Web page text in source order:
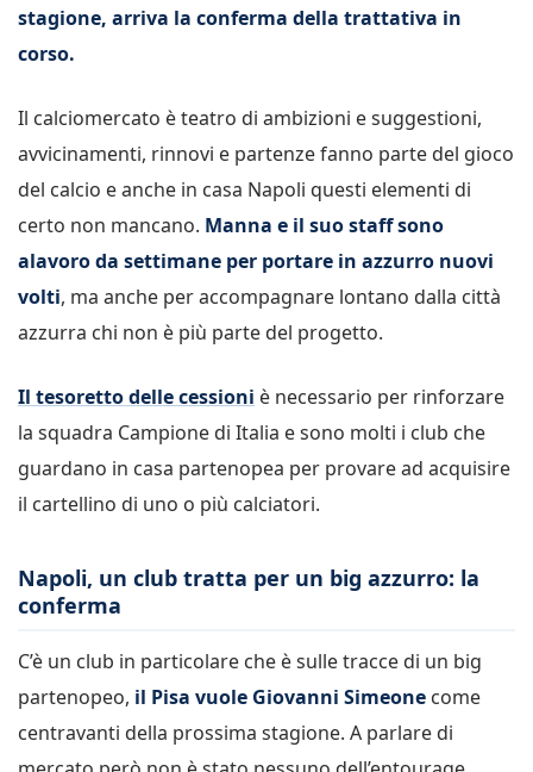
stagione, arriva la conferma della trattativa in
corso.
Il calciomercato è teatro di ambizioni e suggestioni,
avvicinamenti, rinnovi e partenze fanno parte del gioco
del calcio e anche in casa Napoli questi elementi di
certo non mancano. Manna e il suo staff sono
alavoro da settimane per portare in azzurro nuovi
volti, ma anche per accompagnare lontano dalla città
azzurra chi non è più parte del progetto.
Il tesoretto delle cessioni è necessario per rinforzare
la squadra Campione di Italia e sono molti i club che
guardano in casa partenopea per provare ad acquisire
il cartellino di uno o più calciatori.
Napoli, un club tratta per un big azzurro: la
conferma
C’è un club in particolare che è sulle tracce di un big
partenopeo, il Pisa vuole Giovanni Simeone come
centravanti della prossima stagione. A parlare di